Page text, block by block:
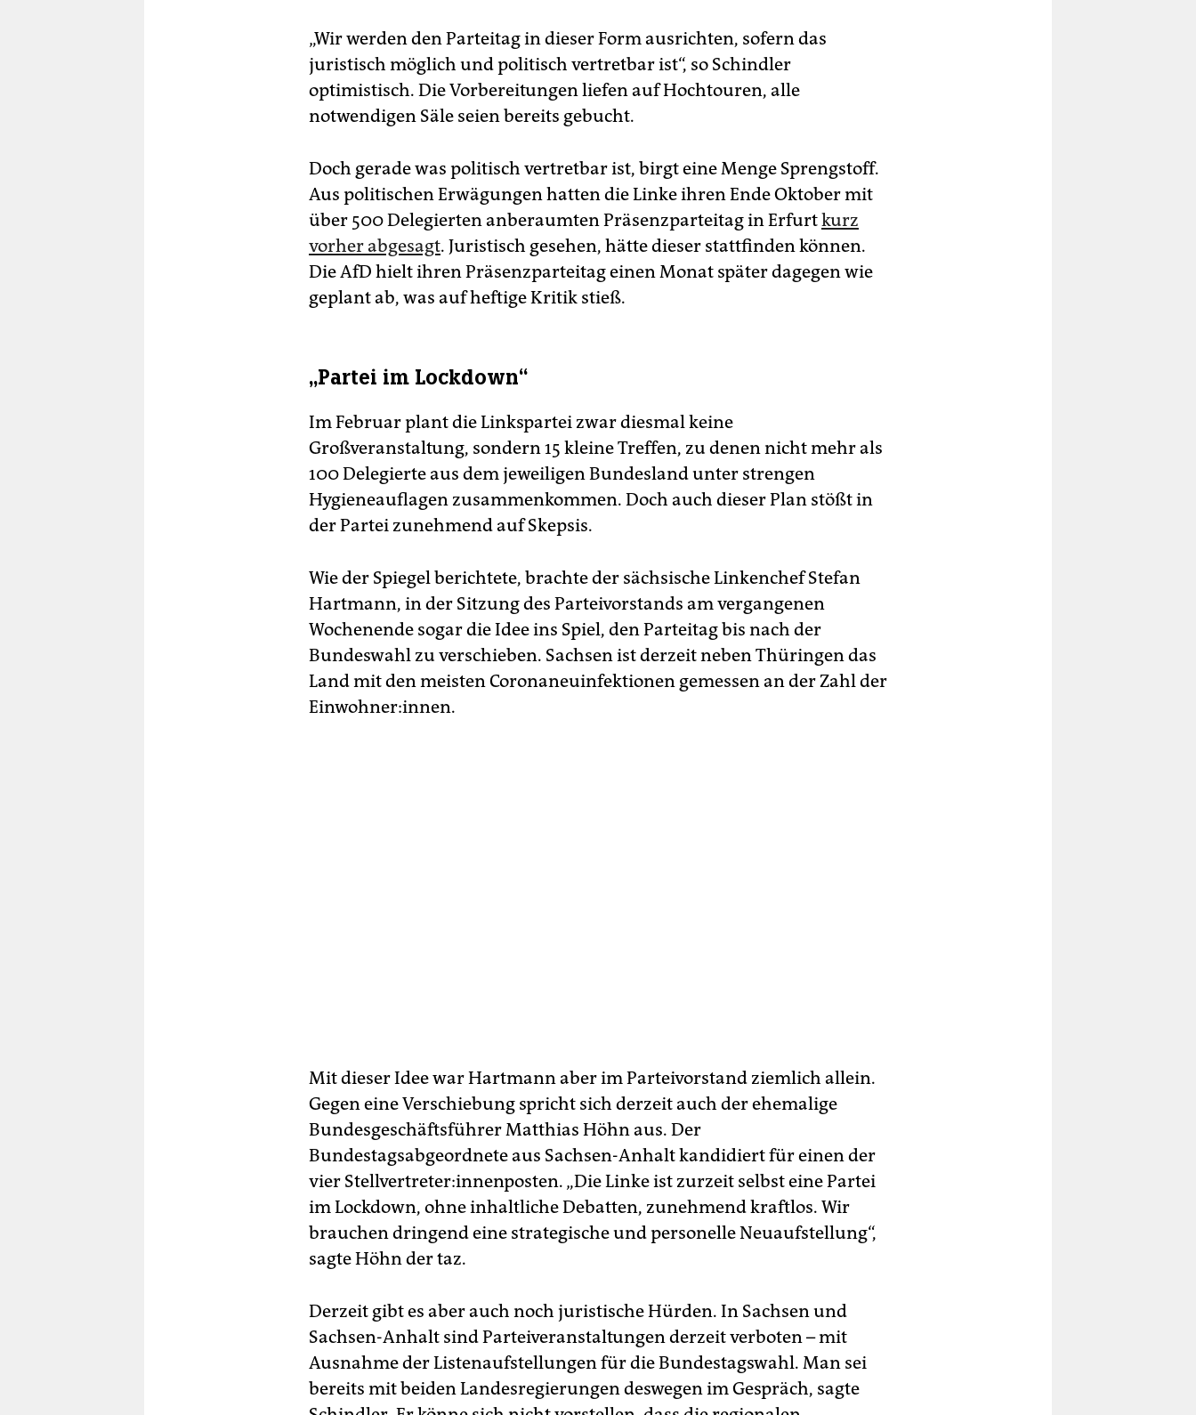
„Wir werden den Parteitag in dieser Form ausrichten, sofern das
juristisch möglich und politisch vertretbar ist“, so Schindler
optimistisch. Die Vorbereitungen liefen auf Hochtouren, alle
notwendigen Säle seien bereits gebucht.
Doch gerade was politisch vertretbar ist, birgt eine Menge Sprengstoff.
Aus politischen Erwägungen hatten die Linke ihren Ende Oktober mit
über 500 Delegierten anberaumten Präsenzparteitag in Erfurtkurz
vorher abgesagt. Juristisch gesehen, hätte dieser stattfinden können.
Die AfD hielt ihren Präsenzparteitag einen Monat später dagegen wie
geplant ab, was auf heftige Kritik stieß.
„Partei im Lockdown“
Im Februar plant die Linkspartei zwar diesmal keine
Großveranstaltung, sondern 15 kleine Treffen, zu denen nicht mehr als
100 Delegierte aus dem jeweiligen Bundesland unter strengen
Hygieneauflagen zusammenkommen. Doch auch dieser Plan stößt in
der Partei zunehmend auf Skepsis.
Wie der Spiegel berichtete, brachte der sächsische Linkenchef Stefan
Hartmann, in der Sitzung des Parteivorstands am vergangenen
Wochenende sogar die Idee ins Spiel, den Parteitag bis nach der
Bundeswahl zu verschieben. Sachsen ist derzeit neben Thüringen das
Land mit den meisten Coronaneuinfektionen gemessen an der Zahl der
Einwohner:innen.
Mit dieser Idee war Hartmann aber im Parteivorstand ziemlich allein.
Gegen eine Verschiebung spricht sich derzeit auch der ehemalige
Bundesgeschäftsführer Matthias Höhn aus. Der
Bundestagsabgeordnete aus Sachsen-Anhalt kandidiert für einen der
vier Stellvertreter:innenposten. „Die Linke ist zurzeit selbst eine Partei
im Lockdown, ohne inhaltliche Debatten, zunehmend kraftlos. Wir
brauchen dringend eine strategische und personelle Neuaufstellung“,
sagte Höhn der taz.
Derzeit gibt es aber auch noch juristische Hürden. In Sachsen und
Sachsen-Anhalt sind Parteiveranstaltungen derzeit verboten – mit
Ausnahme der Listenaufstellungen für die Bundestagswahl. Man sei
bereits mit beiden Landesregierungen deswegen im Gespräch, sagte